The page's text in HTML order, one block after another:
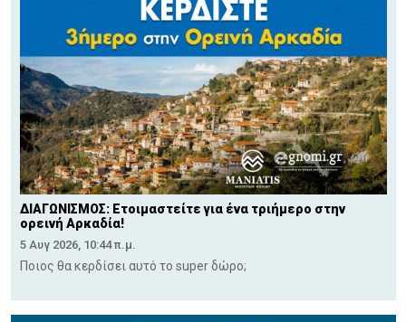
ΔΙΑΓΩΝΙΣΜΟΣ: Ετοιμαστείτε για ένα τριήμερο στην
ορεινή Αρκαδία!
5 Αυγ 2026, 10:44 π.μ.
Ποιος θα κερδίσει αυτό το super δώρο;